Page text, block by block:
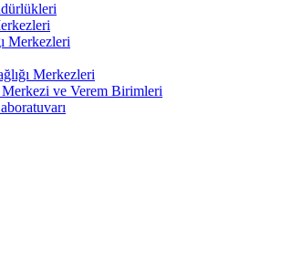
Merkezleri
Merkezleri
Merkezi ve Verem Birimleri